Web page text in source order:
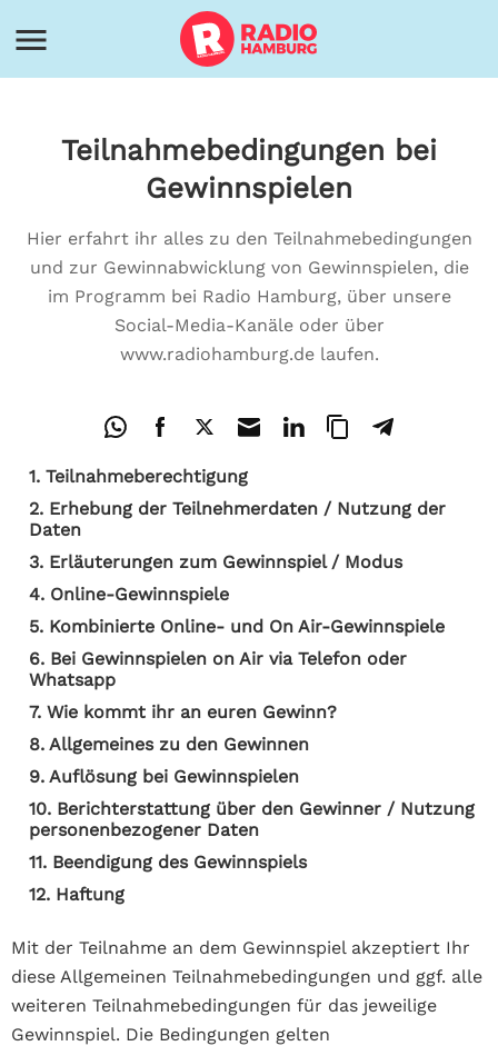
Teilnahmebedingungen bei
Gewinnspielen
Hier erfahrt ihr alles zu den Teilnahmebedingungen
und zur Gewinnabwicklung von Gewinnspielen, die
im Programm bei Radio Hamburg, über unsere
Social-Media-Kanäle oder über
www.radiohamburg.de laufen.
1. Teilnahmeberechtigung
2. Erhebung der Teilnehmerdaten / Nutzung der
Daten
3. Erläuterungen zum Gewinnspiel / Modus
4. Online-Gewinnspiele
5. Kombinierte Online- und On Air-Gewinnspiele
6. Bei Gewinnspielen on Air via Telefon oder
Whatsapp
7. Wie kommt ihr an euren Gewinn?
8. Allgemeines zu den Gewinnen
9. Auflösung bei Gewinnspielen
10. Berichterstattung über den Gewinner / Nutzung
personenbezogener Daten
11. Beendigung des Gewinnspiels
12. Haftung
Mit der Teilnahme an dem Gewinnspiel akzeptiert Ihr
diese Allgemeinen Teilnahmebedingungen und ggf. alle
weiteren Teilnahmebedingungen für das jeweilige
Gewinnspiel. Die Bedingungen gelten